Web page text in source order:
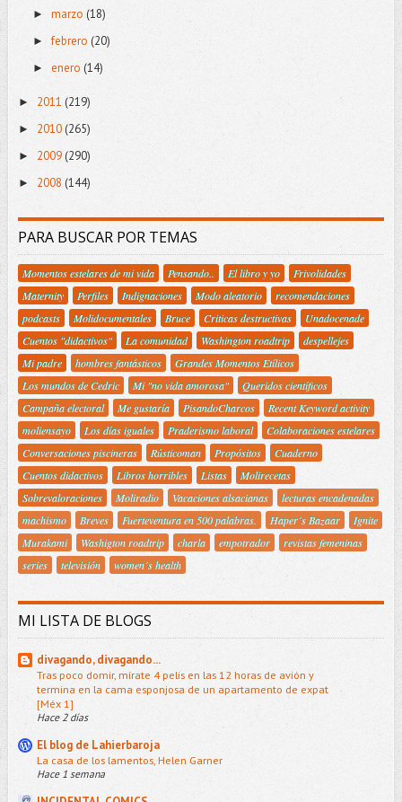
► marzo (18)
►febrero (20)
► enero (14)
► 2011 (219)
► 2010 (265)
► 2009(290)
► 2008 (144)
PARA BUSCAR POR TEMAS
Momentos estelares de mi vida Pensando.. El libro y yo
Frivolidades
Maternity
Perfiles Indignaciones Modo aleatorio
recomendaciones
podcasts
Molidocumentales Bruce Criticas destructivas
Unadocenade
Cuentos "didactivos"
La comunidad Washington roadtrip
despellejes
Mi padre
hombres fantásticos
Grandes Momentos Etílicos
Los mundos de Cedric
Mi "no vida amorosa"
Queridos científicos
Campaña electoral
Me gustaría PisandoCharcos
Recent Keyword activity
moliensayo
Los días iguales Praderismo laboral
Colaboraciones estelares
Conversaciones piscineras
Rústicoman Propósitos
Cuaderno
Cuentos didactivos
Libros horribles Listas
Molirecetas
Sobrevaloraciones
Moliradio Vacaciones alsacianas
lecturas encadenadas
machismo
Breves Fuerteventura en 500 palabras. Haper´s Bazaar
Ignite
Murakami
Washigton roadtrip charla empotrador
revistas femeninas
series
televisión women´s health
MI LISTA DE BLOGS
divagando, divagando...
Tras poco domir, mírate 4 pelis en las 12 horas de avión y
termina en la cama esponjosa de un apartamento de expat
[Méx 1]
Hace 2 días
El blog de Lahierbaroja
La casa de los lamentos, Helen Garner
Hace 1 semana